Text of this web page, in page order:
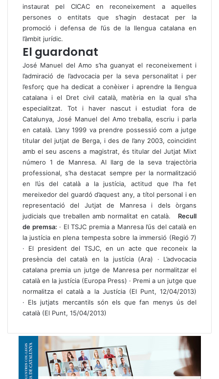
instaurat pel CICAC en reconeixement a aquelles
persones o entitats que s’hagin destacat per la
promoció i defensa de l’ús de la llengua catalana en
l’àmbit jurídic.
El guardonat
José Manuel del Amo s’ha guanyat el reconeixement i
l’admiració de l’advocacia per la seva personalitat i per
l’esforç que ha dedicat a conèixer i aprendre la llengua
catalana i el Dret civil català, matèria en la qual s’ha
especialitzat. Tot i haver nascut i estudiat fora de
Catalunya, José Manuel del Amo treballa, escriu i parla
en català. L’any 1999 va prendre possessió com a jutge
titular del jutjat de Berga, i des de l’any 2003, coincidint
amb el seu ascens a magistrat, és titular del Jutjat Mixt
número 1 de Manresa. Al llarg de la seva trajectòria
professional, s’ha destacat sempre per la normalització
en l’ús del català a la justícia, actitud que l’ha fet
mereixedor del guardó d’aquest any, a títol personal i en
representació del Jutjat de Manresa i dels òrgans
judicials que treballen amb normalitat en català. Recull
de premsa: · El TSJC premia a Manresa l’ús del català en
la justícia en plena tempesta sobre la immersió (Regió 7)
· El president del TSJC, en un acte que reconeix la
presència del català en la justícia(Ara) · L’advocacia
catalana premia un jutge de Manresa per normalitzar el
català en la justícia (Europa Press) · Premi a un jutge que
normalitza el català a la Justícia(El Punt, 12/04/2013)
· Els jutjats mercantils són els que fan menys ús del
català (El Punt, 15/04/2013)